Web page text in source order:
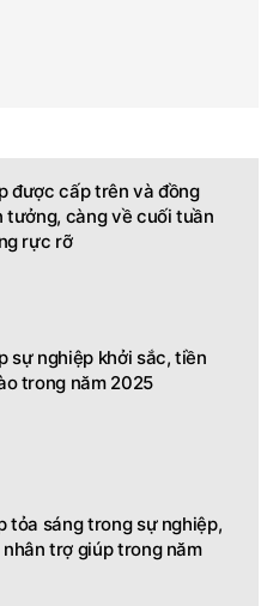
được cấp trên và đồng
tưởng, càng về cuối tuần
rực rỡ
sự nghiệp khởi sắc, tiền
trong năm 2025
tỏa sáng trong sự nghiệp,
trợ giúp trong năm